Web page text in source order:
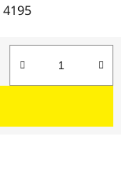
4195